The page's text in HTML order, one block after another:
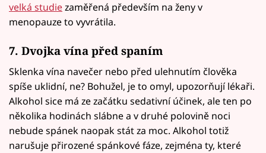
velká studiezaměřená především na ženy v
menopauze to vyvrátila.
7. Dvojka vína před spaním
Sklenka vína navečer nebo před ulehnutím člověka
spíše uklidní, ne? Bohužel, je to omyl, upozorňují lékaři.
Alkohol sice má ze začátku sedativní účinek, ale ten po
několika hodinách slábne a v druhé polovině noci
nebude spánek naopak stát za moc. Alkohol totiž
narušuje přirozené spánkové fáze, zejména ty, které